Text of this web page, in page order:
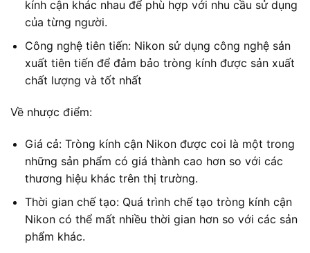
kính cận khác nhau để phù hợp với nhu cầu sử dụng
của từng người.
Công nghệ tiên tiến: Nikon sử dụng công nghệ sản
xuất tiên tiến để đảm bảo tròng kính được sản xuất
chất lượng và tốt nhất
Về nhược điểm:
Giá cả: Tròng kính cận Nikon được coi là một trong
những sản phẩm có giá thành cao hơn so với các
thương hiệu khác trên thị trường.
Thời gian chế tạo: Quá trình chế tạo tròng kính cận
Nikon có thể mất nhiều thời gian hơn so với các sản
phẩm khác.